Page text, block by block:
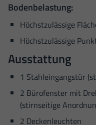
Bodenbelastung:
Höchstzulässige
Höchstzulässige
Ausstattung
1 Stahleingangstür
2 Bürofenster mit
(stirnseitige
2 Deckenleuchten